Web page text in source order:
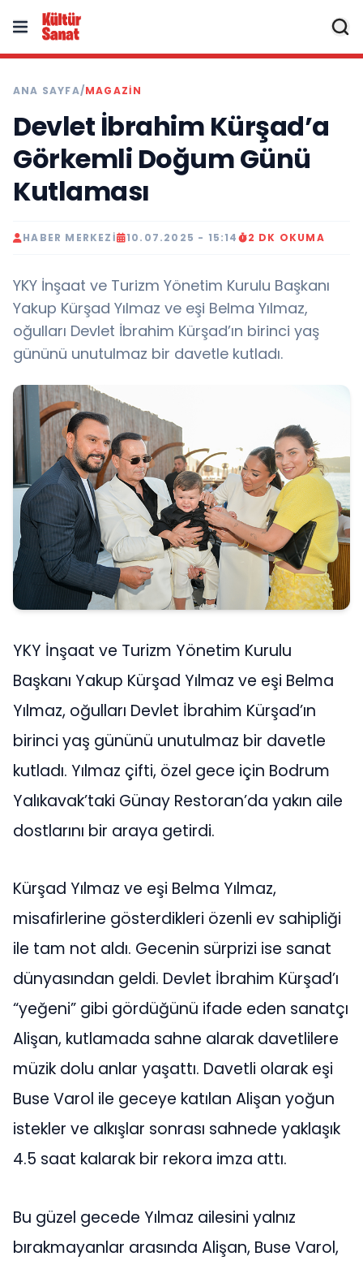
ANA SAYFA/MAGAZIN
Devlet İbrahim Kürşad’a
Görkemli Doğum Günü
Kutlaması
HABER MERKEZI 10.07.2025 - 15:14 2 DK OKUMA
YKY İnşaat ve Turizm Yönetim Kurulu Başkanı
Yakup Kürşad Yılmaz ve eşi Belma Yılmaz,
oğulları Devlet İbrahim Kürşad’ın birinci yaş
gününü unutulmaz bir davetle kutladı.
YKY İnşaat ve Turizm Yönetim Kurulu
Başkanı Yakup Kürşad Yılmaz ve eşi Belma
Yılmaz, oğulları Devlet İbrahim Kürşad’ın
birinci yaş gününü unutulmaz bir davetle
kutladı. Yılmaz çifti, özel gece için Bodrum
Yalıkavak’taki Günay Restoran’da yakın aile
dostlarını bir araya getirdi.
Kürşad Yılmaz ve eşi Belma Yılmaz,
misafirlerine gösterdikleri özenli ev sahipliği
ile tam not aldı. Gecenin sürprizi ise sanat
dünyasından geldi. Devlet İbrahim Kürşad’ı
“yeğeni” gibi gördüğünü ifade eden sanatçı
Alişan, kutlamada sahne alarak davetlilere
müzik dolu anlar yaşattı. Davetli olarak eşi
Buse Varol ile geceye katılan Alişan yoğun
istekler ve alkışlar sonrası sahnede yaklaşık
4.5 saat kalarak bir rekora imza attı.
Bu güzel gecede Yılmaz ailesini yalnız
bırakmayanlar arasında Alişan, Buse Varol,